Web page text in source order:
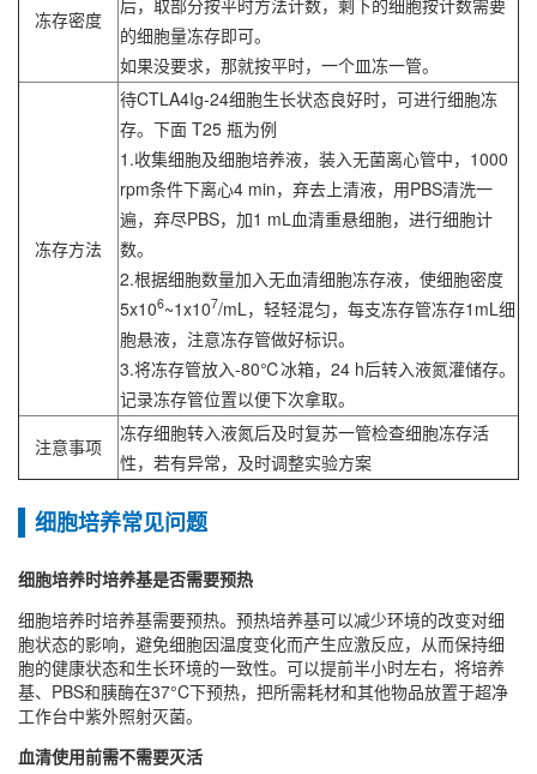
冻存密度
的细胞量冻存即可。
如果没要求，那就按平时，一个皿冻一管。
冻存方法
待CTLA4Ig-24细胞生长状态良好时，可进行细胞冻
存。下面 T25 瓶为例
1.收集细胞及细胞培养液，装入无菌离心管中，1000
rpm条件下离心4 min，弃去上清液，用PBS清洗一
遍，弃尽PBS，加1 mL血清重悬细胞，进行细胞计
数。
2.根据细胞数量加入无血清细胞冻存液，使细胞密度
5x106~1x107/mL，轻轻混匀，每支冻存管冻存1mL细
胞悬液，注意冻存管做好标识。
3.将冻存管放入-80℃冰箱，24 h后转入液氮灌储存。
记录冻存管位置以便下次拿取。
注意事项
冻存细胞转入液氮后及时复苏一管检查细胞冻存活
性，若有异常，及时调整实验方案
细胞培养常见问题
细胞培养时培养基是否需要预热
细胞培养时培养基需要预热‌。预热培养基可以减少环境的改变对细
胞状态的影响，避免细胞因温度变化而产生应激反应，从而保持细
胞的健康状态和生长环境的一致性‌。可以提前半小时左右，将培养
基、PBS和胰酶在37°C下预热，把所需耗材和其他物品放置于超净
工作台中紫外照射灭菌。
血清使用前需不需要灭活